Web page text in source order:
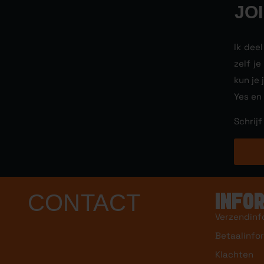
Ik
zelf je
kun je
Yes
Schrijf
CONTACT
Klachten